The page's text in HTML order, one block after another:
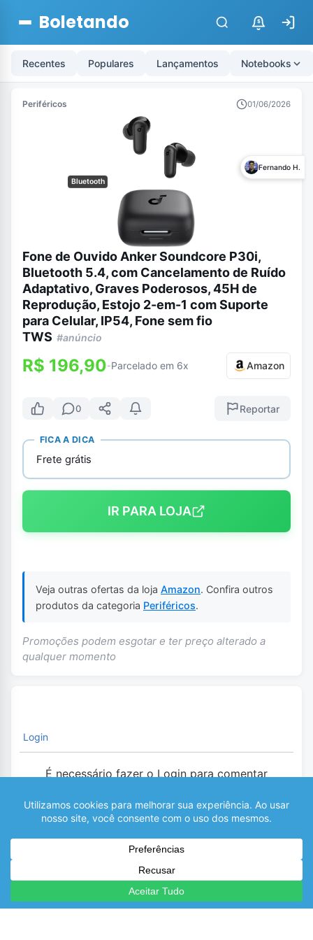
Boletando $
Recentes Populares Lançamentos Notebooks
Periféricos 01/06/2026
Bluetooth
Fernando H.
Fone de Ouvido Anker Soundcore P30i,
Bluetooth 5.4, com Cancelamento de Ruído
Adaptativo, Graves Poderosos, 45H de
Reprodução, Estojo 2-em-1 com Suporte
para Celular, IP54, Fone sem fio
TWS #anúncio
R$ 196,90-Parcelado em 6x Amazon
0 Reportar
FICA A DICA
Frete grátis
IR PARA LOJA
Veja outras ofertas da loja Amazon. Confira outros
produtos da categoria Periféricos.
Promoções podem esgotar e ter preço alterado a
qualquer momento
Login
É necessário fazer o Login para comentar
0 COMENTÁRIOS